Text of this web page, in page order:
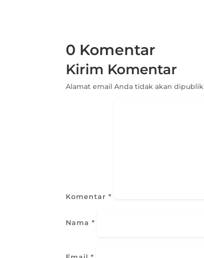
0 Komentar
Kirim Komentar
Alamat email Anda tidak akan
Komentar*
Nama*